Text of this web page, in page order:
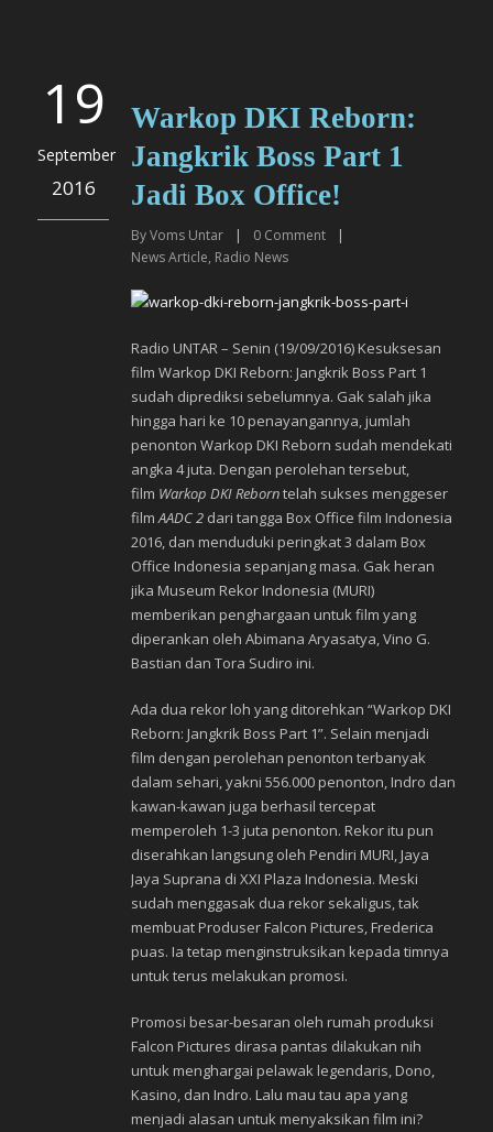
19
September
2016
Warkop DKI Reborn:
Jangkrik Boss Part 1
Jadi Box Office!
ByVoms Untar | 0 Comment
|
News Article, Radio News
Radio UNTAR – Senin (19/09/2016) Kesuksesan
film Warkop DKI Reborn: Jangkrik Boss Part 1
sudah diprediksi sebelumnya. Gak salah jika
hingga hari ke 10 penayangannya, jumlah
penonton Warkop DKI Reborn sudah mendekati
angka 4 juta. Dengan perolehan tersebut,
film Warkop DKI Reborntelah sukses menggeser
filmAADC 2 dari tangga Box Office film Indonesia
2016, dan menduduki peringkat 3 dalam Box
Office Indonesia sepanjang masa. Gak heran
jika Museum Rekor Indonesia (MURI)
memberikan penghargaan untuk film yang
diperankan oleh Abimana Aryasatya, Vino G.
Bastian dan Tora Sudiro ini.
Ada dua rekor loh yang ditorehkan “Warkop DKI
Reborn: Jangkrik Boss Part 1”. Selain menjadi
film dengan perolehan penonton terbanyak
dalam sehari, yakni 556.000 penonton, Indro dan
kawan-kawan juga berhasil tercepat
memperoleh 1-3 juta penonton.‎ Rekor itu pun
diserahkan langsung oleh Pendiri MURI, Jaya
Jaya Suprana di XXI Plaza Indonesia. Meski
sudah menggasak dua rekor sekaligus, tak
membuat Produser Falcon Pictures, Frederica
‎puas. Ia tetap menginstruksikan kepada timnya
untuk terus melakukan promosi.
Promosi besar-besaran oleh rumah produksi
Falcon Pictures dirasa pantas dilakukan nih
untuk menghargai pelawak legendaris, Dono,
Kasino, dan Indro. Lalu mau tau apa yang
menjadi alasan untuk menyaksikan film ini?